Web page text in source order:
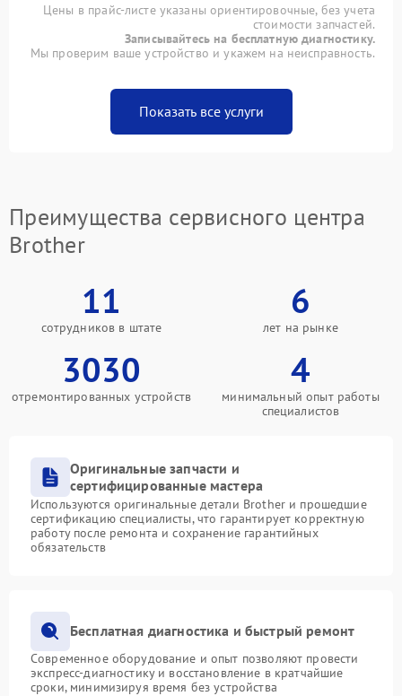
Цены в прайс-листе указаны ориентировочные, без учета
стоимости запчастей.
Записывайтесь на бесплатную диагностику.
Мы проверим ваше устройство и укажем на неисправность.
Показать все услуги
Преимущества сервисного центра
Brother
11
сотрудников в штате
6
лет на рынке
3030
отремонтированных устройств
4
минимальный опыт работы
специалистов
Оригинальные запчасти и
сертифицированные мастера
Используются оригинальные детали Brother и прошедшие
сертификацию специалисты, что гарантирует корректную
работу после ремонта и сохранение гарантийных
обязательств
Бесплатная диагностика и быстрый ремонт
Современное оборудование и опыт позволяют провести
экспресс-диагностику и восстановление в кратчайшие
сроки, минимизируя время без устройства